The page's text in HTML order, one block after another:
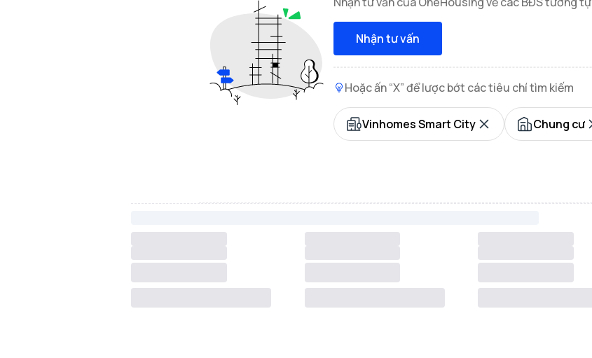
Nhận tư vấn
Hoặc ấn “X” để lược bớt các tiêu chí tìm kiếm
Vinhomes Smart City Chung cư